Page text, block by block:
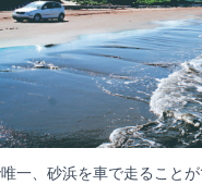
一、砂浜を車で走ること